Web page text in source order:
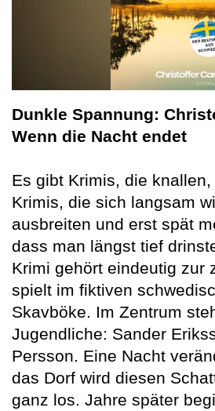
Dunkle Spannung:
Wenn die Nacht endet
Es gibt Krimis, die
Krimis, die sich langsam
ausbreiten und erst spät
dass man längst tief
Krimi gehört eindeutig zur
spielt im fiktiven
Skavböke. Im Zentrum
Jugendliche: Sander
Persson. Eine Nacht
das Dorf wird diesen
ganz los. Jahre später